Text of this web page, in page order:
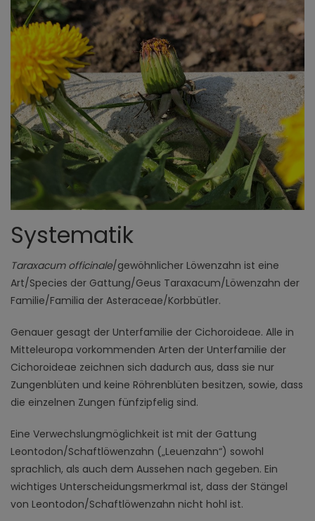
Systematik
Taraxacum officinale/gewöhnlicher Löwenzahn ist eine
Art/Species der Gattung/Geus Taraxacum/Löwenzahn der
Familie/Familia der Asteraceae/Korbbütler.
Genauer gesagt der Unterfamilie der Cichoroideae. Alle in
Mitteleuropa vorkommenden Arten der Unterfamilie der
Cichoroideae zeichnen sich dadurch aus, dass sie nur
Zungenblüten und keine Röhrenblüten besitzen, sowie, dass
die einzelnen Zungen fünfzipfelig sind.
Eine Verwechslungmöglichkeit ist mit der Gattung
Leontodon/Schaftlöwenzahn („Leuenzahn“) sowohl
sprachlich, als auch dem Aussehen nach gegeben. Ein
wichtiges Unterscheidungsmerkmal ist, dass der Stängel
von Leontodon/Schaftlöwenzahn nicht hohl ist.